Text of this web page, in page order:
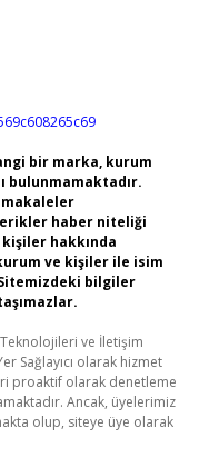
bir marka, kurum
bulunmamaktadır.
makaleler
haber niteliği
hakkında
ve kişiler ile isim
bilgiler
Teknolojileri ve İletişim
Sağlayıcı olarak hizmet
proaktif olarak denetleme
Ancak, üyelerimiz
olup, siteye üye olarak